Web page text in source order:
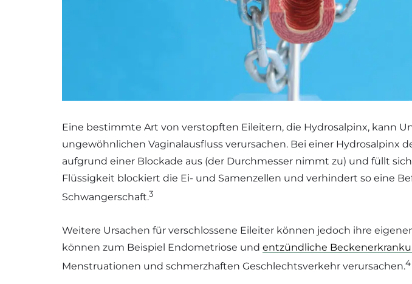
Eine bestimmte Art von verstopften Eileitern, die Hydrosalpinx, kann
ungewöhnlichen Vaginalausfluss verursachen. Bei einer Hydrosalpinx
aufgrund einer Blockade aus (der Durchmesser nimmt zu) und füllt
Flüssigkeit blockiert die Ei- und Samenzellen und verhindert so eine
Schwangerschaft.3
Weitere Ursachen für verschlossene Eileiter können jedoch ihre
können zum Beispiel Endometriose und entzündliche
Menstruationen und schmerzhaften Geschlechtsverkehr verursachen.4